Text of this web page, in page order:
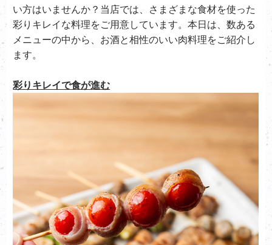
い方はいませんか？当店では、さまざまな食材を使った
彩りキレイな料理をご用意しています。本日は、数ある
メニューの中から、お酒と相性のいい肉料理をご紹介し
ます。
彩りキレイで食が進む